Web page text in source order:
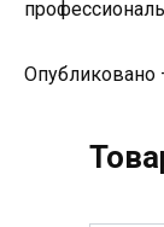
Опубликовано